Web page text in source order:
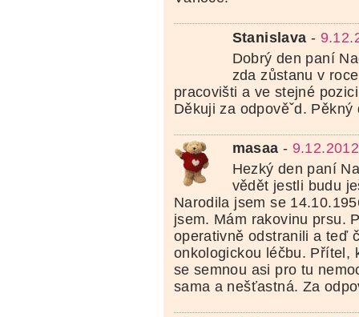
Stanislava -
Dobrý den paní
zda zůstanu v
pracovišti a ve stejné
Děkuji za odpověˇd.
masaa -
Hezký den paní
vědět jestli budu
Narodila jsem se
jsem. Mám rakovinu prsu.
operativně odstranili a teď
onkologickou léčbu. Přítel,
se semnou asi pro tu
sama a nešťastná. Za